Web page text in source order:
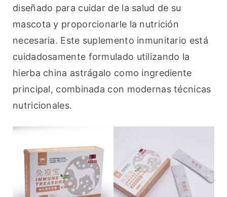
diseñado para cuidar de la salud de su
mascota y proporcionarle la nutrición
necesaria. Este suplemento inmunitario está
cuidadosamente formulado utilizando la
hierba china astrágalo como ingrediente
principal, combinada con modernas técnicas
nutricionales.